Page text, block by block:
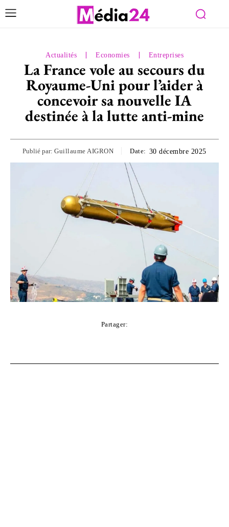
Actualités Economies Entreprises
La France vole au secours du
Royaume-Uni pour l’aider à
concevoir sa nouvelle IA
destinée à la lutte anti-mine
Publié par: Guillaume AIGRON Date: 30 décembre 2025
Partager: